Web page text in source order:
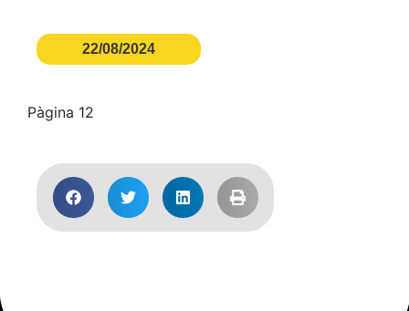
22/08/2024
Pàgina 12